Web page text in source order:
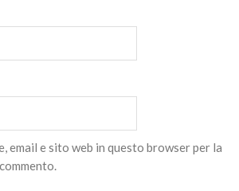
email e sito web in questo browser per la